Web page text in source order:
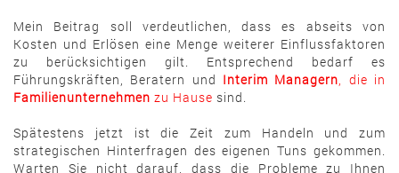
Mein Beitrag soll verdeutlichen, dass es abseits von
Kosten und Erlösen eine Menge weiterer Einflussfaktoren
zu berücksichtigen gilt. Entsprechend bedarf es
Führungskräften, Beratern und Interim Managern , die in
Familienunternehmen zu Hause sind.
Spätestens jetzt ist die Zeit zum Handeln und zum
strategischen Hinterfragen des eigenen Tuns gekommen.
Warten Sie nicht darauf, dass die Probleme zu Ihnen